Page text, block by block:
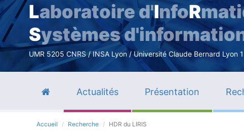
Laboratoire d'InfoR
Systèmes
UMR 5205 CNRS / INSA Lyon / Université Claude Bernard Lyon
Actualités Présentation
Accueil Recherche HDR du LIRIS